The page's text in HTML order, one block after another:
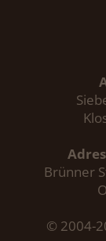
Brünner
© 2004-